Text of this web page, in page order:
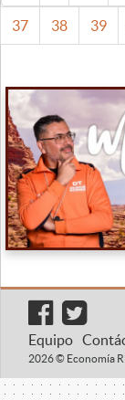
37 38 39
Equipo
2026 © Economía